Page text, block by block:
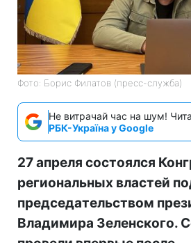
Фото: Борис Филатов (пресс-служба)
Не витрачай час на шум!
РБК-Україна у Google
27 апреля состоялся
региональных властей
председательством
Владимира Зеленского.